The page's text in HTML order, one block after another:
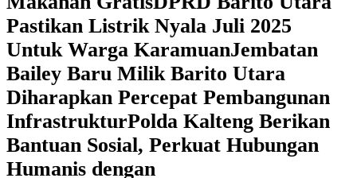
Pastikan Listrik Nyala Juli 2025
Untuk Warga KaramuanJembatan
Bailey Baru Milik Barito Utara
Diharapkan Percepat Pembangunan
InfrastrukturPolda Kalteng Berikan
Bantuan Sosial, Perkuat Hubungan
Humanis dengan